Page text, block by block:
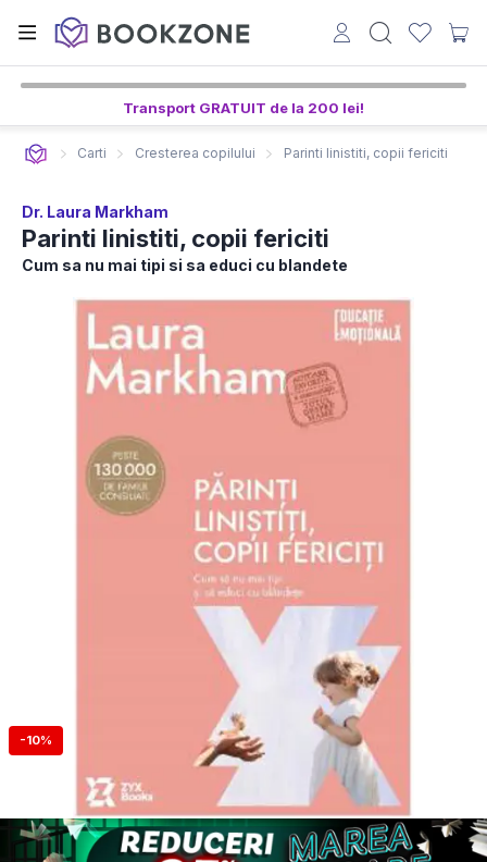
Transport GRATUIT de la 200 lei!
Carti Cresterea copilului Parinti linistiti, copii fericiti
Dr. Laura Markham
Parinti linistiti, copii fericiti
Cum sa nu mai tipi si sa educi cu blandete
-10%